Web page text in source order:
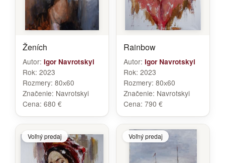
Ženích
Autor: Igor Navrotskyi
Rok: 2023
Rozmery: 80х60
Značenie: Navrotskyi
Cena: 680 €
Rainbow
Autor: Igor Navrotskyi
Rok: 2023
Rozmery: 80х60
Značenie: Navrotskyi
Cena: 790 €
Voľný predaj Voľný predaj